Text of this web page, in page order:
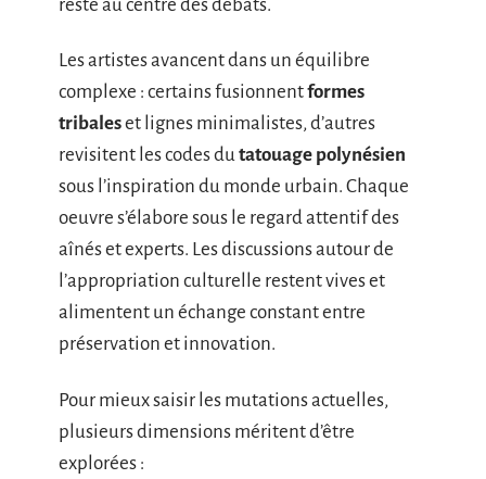
reste au centre des débats.
Les artistes avancent dans un équilibre
complexe : certains fusionnentformes
tribaleset lignes minimalistes, d’autres
revisitent les codes dutatouage polynésien
sous l’inspiration du monde urbain. Chaque
oeuvre s’élabore sous le regard attentif des
aînés et experts. Les discussions autour de
l’appropriation culturelle restent vives et
alimentent un échange constant entre
préservation et innovation.
Pour mieux saisir les mutations actuelles,
plusieurs dimensions méritent d’être
explorées :